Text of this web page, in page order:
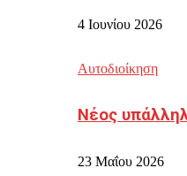
4 Ιουνίου 2026
Αυτοδιοίκηση
Νέος
23 Μαΐου 2026